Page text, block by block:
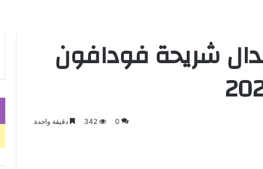
شريحة فودافون
0
342 دقيقة واحدة